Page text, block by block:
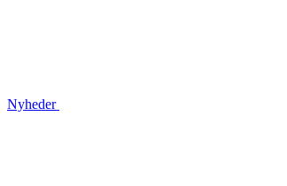
Nyheder